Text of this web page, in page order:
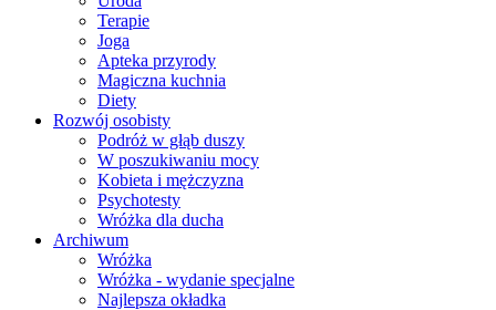
Terapie
Joga
Apteka przyrody
Magiczna kuchnia
Diety
Rozwój osobisty
Podróż w głąb duszy
W poszukiwaniu mocy
Kobieta i mężczyzna
Psychotesty
Wróżka dla ducha
Archiwum
Wróżka
Wróżka - wydanie specjalne
Najlepsza okładka